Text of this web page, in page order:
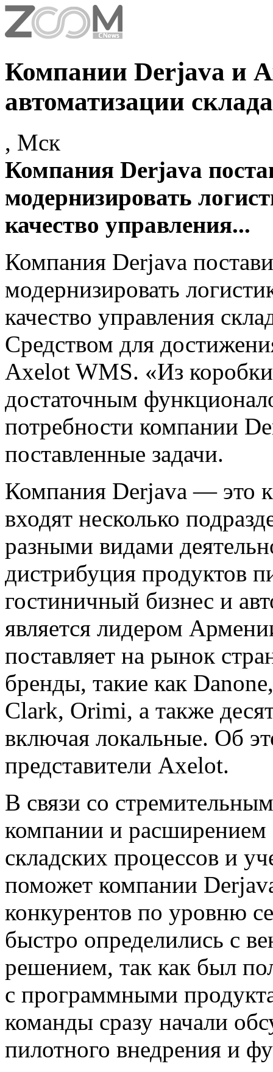
Компании Derjava и
автоматизации
, Мск
Компания Derjava
модернизировать
качество управления...
Компания Derjava
модернизировать
качество управления
Средством для
Axelot WMS. «Из
достаточным
потребности компании
поставленные задачи.
Компания Derjava — это
входят несколько
разными видами
дистрибуция продуктов
гостиничный бизнес и
является лидером
поставляет на рынок
бренды, такие как
Clark, Orimi, а также
включая локальные. Об
представители Axelot.
В связи со
компании и расширением
складских процессов и
поможет компании
конкурентов по уровню
быстро определились с
решением, так как был
с программными
команды сразу начали
пилотного внедрения и